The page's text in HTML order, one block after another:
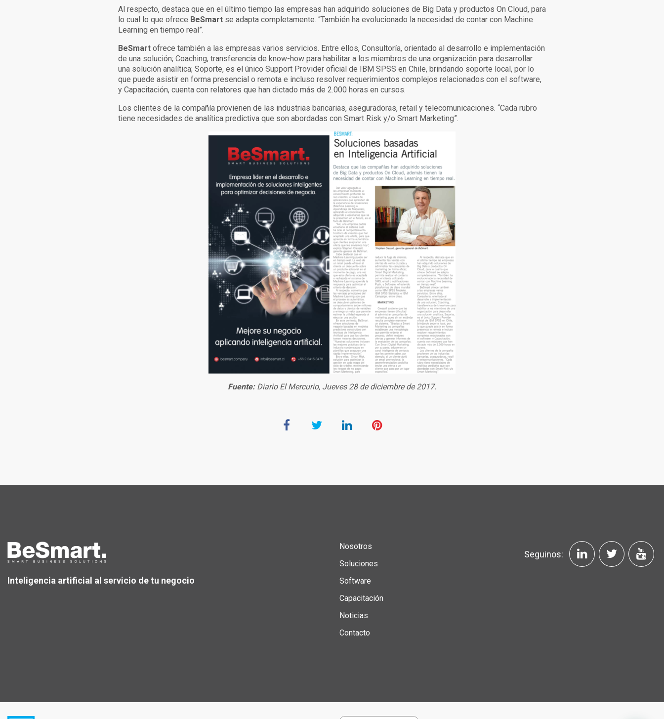
Al respecto, destaca que en el último tiempo las empresas han adquirido soluciones de Big Data y productos On Cloud, para
lo cual lo que ofrece BeSmart se adapta completamente. “También ha evolucionado la necesidad de contar con Machine
Learning en tiempo real”.
BeSmart ofrece también a las empresas varios servicios. Entre ellos, Consultoría, orientado al desarrollo e implementación
de una solución; Coaching, transferencia de know-how para habilitar a los miembros de una organización para desarrollar
una solución analítica; Soporte, es el único Support Provider oficial de IBM SPSS en Chile, brindando soporte local, por lo
que puede asistir en forma presencial o remota e incluso resolver requerimientos complejos relacionados con el software,
y Capacitación, cuenta con relatores que han dictado más de 2.000 horas en cursos.
Los clientes de la compañía provienen de las industrias bancarias, aseguradoras, retail y telecomunicaciones. “Cada rubro
tiene necesidades de analítica predictiva que son abordadas con Smart Risk y/o Smart Marketing”.
Fuente:Diario El Mercurio, Jueves 28 de diciembre de 2017.
Inteligencia artificial al servicio de tu negocio
Nosotros
Soluciones
Software
Capacitación
Noticias
Contacto
Seguinos: